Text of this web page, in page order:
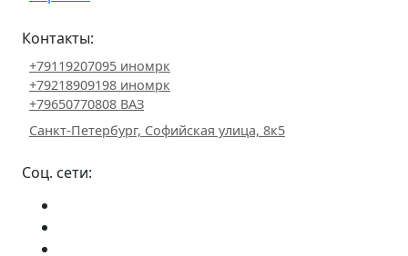
Контакты:
+79119207095 иномрк
+79218909198 иномрк
+79650770808 ВАЗ
Санкт-Петербург, Софийская улица, 8к5
Соц. сети: